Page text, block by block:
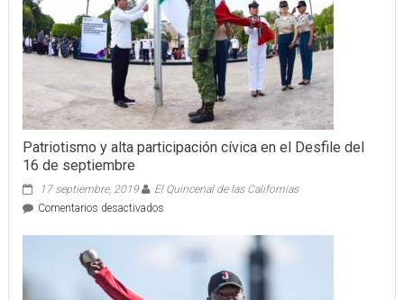
Patriotismo y alta participación cívica en el Desfile del
16 de septiembre
17 septiembre, 2019
El Quincenal de las Californias
Comentarios desactivadosen
y
participación